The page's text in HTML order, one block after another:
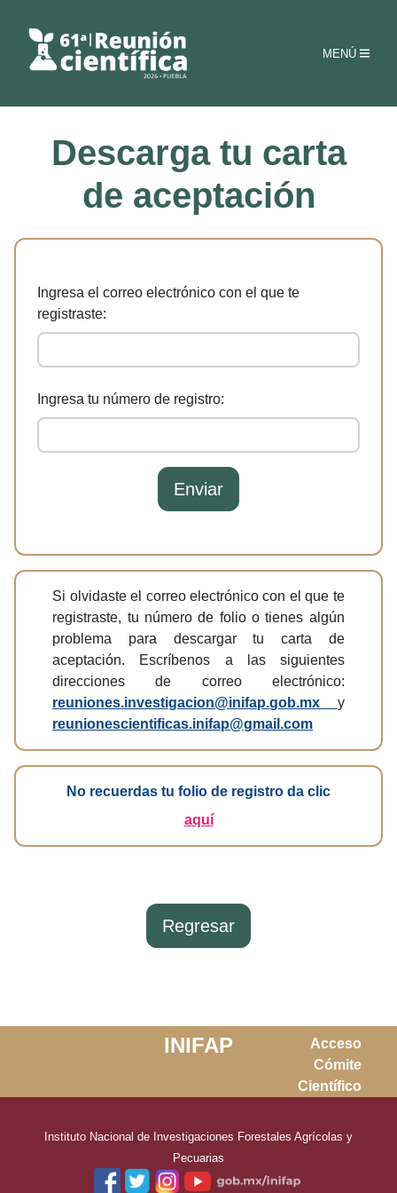
MENÚ
Descarga tu carta
de aceptación
Ingresa el correo electrónico con el que te
registraste:
Ingresa tu número de registro:
Enviar
Si olvidaste el correo electrónico con el que te
registraste, tu número de folio o tienes algún
problema para descargar tu carta de
aceptación. Escríbenos a las siguientes
direcciones de correo electrónico:
reuniones.investigacion@inifap.gob.mx y
reunionescientificas.inifap@gmail.com
No recuerdas tu folio de registro da clic
aquí
INIFAP
Acceso
Cómite
Científico
Instituto Nacional de Investigaciones Forestales Agrícolas y
Pecuarias